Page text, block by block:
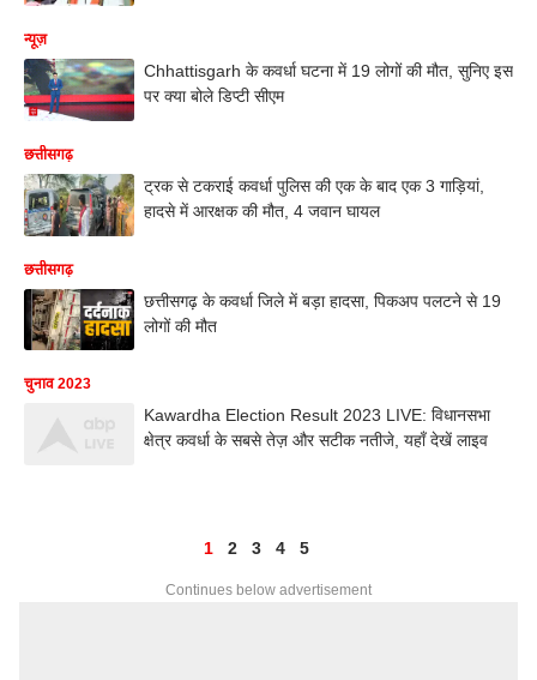
न्यूज़
Chhattisgarh के कवर्धा घटना में 19 लोगों की मौत, सुनिए इस
पर क्या बोले डिप्टी सीएम
छत्तीसगढ़
ट्रक से टकराई कवर्धा पुलिस की एक के बाद एक 3 गाड़ियां,
हादसे में आरक्षक की मौत, 4 जवान घायल
छत्तीसगढ़
छत्तीसगढ़ के कवर्धा जिले में बड़ा हादसा, पिकअप पलटने से 19
लोगों की मौत
चुनाव 2023
Kawardha Election Result 2023 LIVE: विधानसभा
क्षेत्र कवर्धा के सबसे तेज़ और सटीक नतीजे, यहाँ देखें लाइव
1 2 3 4 5
Continues below advertisement